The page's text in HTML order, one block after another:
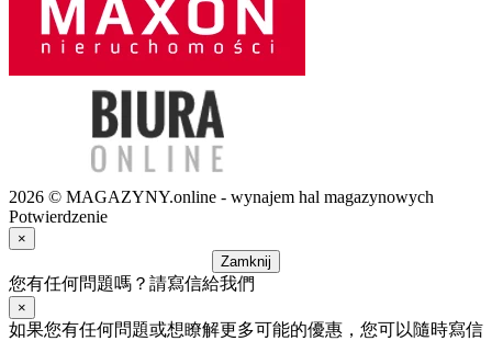
2026 © MAGAZYNY.online - wynajem hal magazynowych
Potwierdzenie
×
Zamknij
您有任何問題嗎？請寫信給我們
×
如果您有任何問題或想瞭解更多可能的優惠，您可以隨時寫信